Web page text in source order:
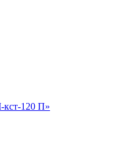
кст-120 П»